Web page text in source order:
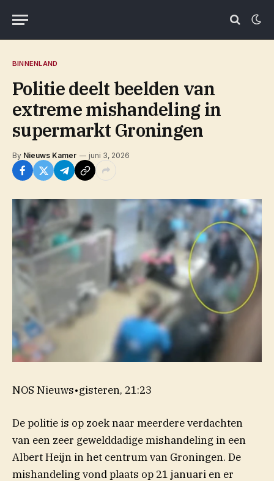
BINNENLAND
Politie deelt beelden van
extreme mishandeling in
supermarkt Groningen
By Nieuws Kamer juni 3, 2026
NOS Nieuws•gisteren, 21:23
De politie is op zoek(opent in nieuw venster)
naar meerdere verdachten
van een zeer gewelddadige mishandeling in een
Albert Heijn in het centrum van Groningen. De
mishandeling vond plaats op 21 januari en er